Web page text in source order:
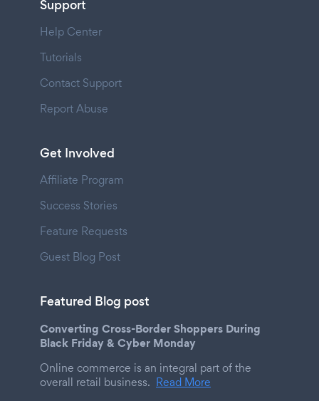
Support
Help Center
Tutorials
Contact Support
Report Abuse
Get Involved
Affiliate Program
Success Stories
Feature Requests
Guest Blog Post
Featured Blog post
Converting Cross-Border Shoppers During
Black Friday & Cyber Monday
Online commerce is an integral part of the
overall retail business. Read More